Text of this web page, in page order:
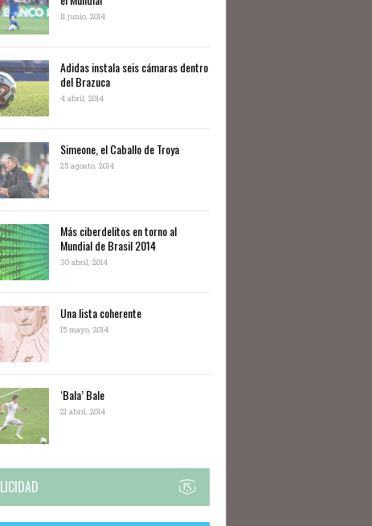
11 junio, 2014
Adidas instala seis cámaras dentro
del Brazuca
4 abril, 2014
Simeone, el Caballo de Troya
25 agosto, 2014
Más ciberdelitos en torno al
Mundial de Brasil 2014
30 abril, 2014
Una lista coherente
15 mayo, 2014
‘Bala’ Bale
21 abril, 2014